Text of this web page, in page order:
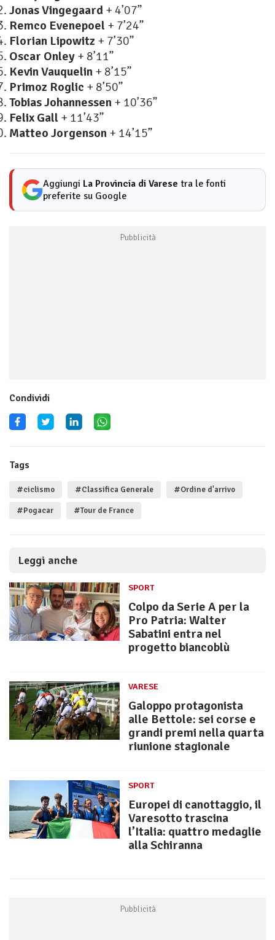
Jonas Vingegaard + 4’07”
Remco Evenepoel + 7’24”
Florian Lipowitz + 7’30”
Oscar Onley + 8’11”
Kevin Vauquelin + 8’15”
Primoz Roglic + 8’50”
Tobias Johannessen + 10’36”
Felix Gall + 11’43”
Matteo Jorgenson + 14’15”
Aggiungi La Provincia di Varese tra le fonti
preferite su Google
Condividi
Tags
#ciclismo #Classifica Generale #Ordine d'arrivo
#Pogacar #Tour de France
Leggi anche
SPORT
Colpo da Serie A per la
Pro Patria: Walter
Sabatini entra nel
progetto biancoblù
VARESE
Galoppo protagonista
alle Bettole: sei corse e
grandi premi nella quarta
riunione stagionale
SPORT
Europei di canottaggio, il
Varesotto trascina
l’Italia: quattro medaglie
alla Schiranna